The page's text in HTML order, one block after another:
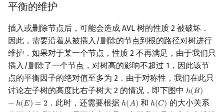
Min_25 筛
洲阁筛
类欧几里德算法
Prüfer 序列
矩阵树定理
LGV 引理
最大团搜索算法
平衡的维护
插入或删除节点后，可能会造成 AVL 树的性质 2 被破坏．
因此，需要沿着从被插入/删除的节点到根的路径对树进行
维护．如果对于某一个节点，性质 2 不再满足，由于我们只
插入/删除了一个节点，对树高的影响不超过 1，因此该节
点的平衡因子的绝对值至多为 2．由于对称性，我们在此只
讨论左子树的高度比右子树大 2 的情况，即下图中 ℎ(𝐵)
− ℎ(𝐸) = 2
h(B)−
．此时，还需要根据 ℎ(𝐴)
h(A) 和 ℎ(𝐶)
h(C)
的大小关系